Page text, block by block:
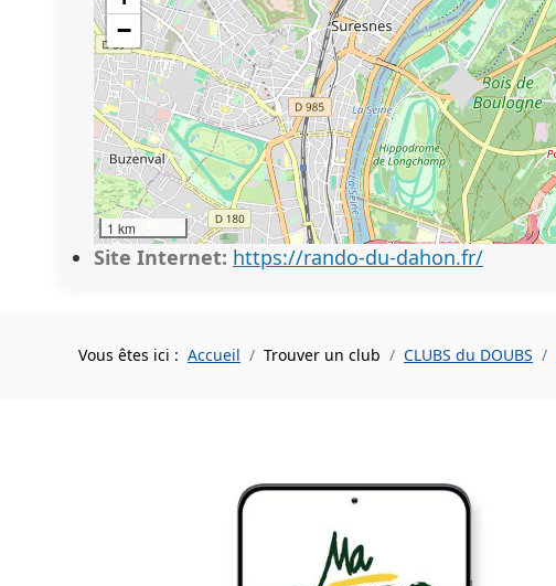
−
1 km
Site Internet: https://rando-du-dahon.fr/
Vous êtes ici : Accueil Trouver un club CLUBS du DOUBS